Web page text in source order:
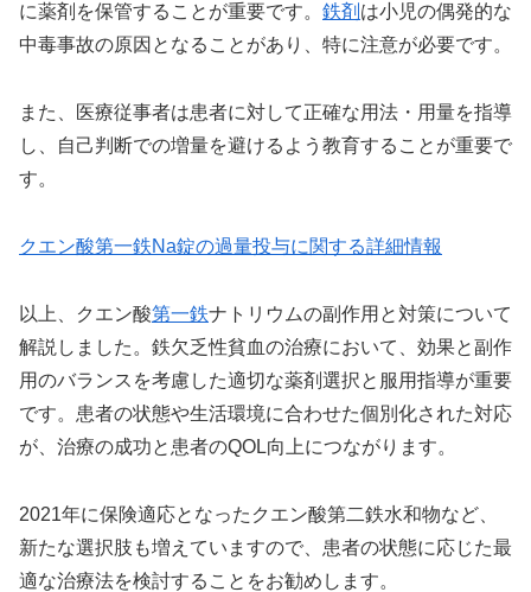
に薬剤を保管することが重要です。 鉄剤 は小児の偶発的な
中毒事故の原因となることがあり、特に注意が必要です。
また、医療従事者は患者に対して正確な用法・用量を指導
し、自己判断での増量を避けるよう教育することが重要で
す。
クエン酸第一鉄Na錠の過量投与に関する詳細情報
以上、クエン酸第一鉄ナトリウムの副作用と対策について
解説しました。鉄欠乏性貧血の治療において、効果と副作
用のバランスを考慮した適切な薬剤選択と服用指導が重要
です。患者の状態や生活環境に合わせた個別化された対応
が、治療の成功と患者のQOL向上につながります。
2021年に保険適応となったクエン酸第二鉄水和物など、
新たな選択肢も増えていますので、患者の状態に応じた最
適な治療法を検討することをお勧めします。